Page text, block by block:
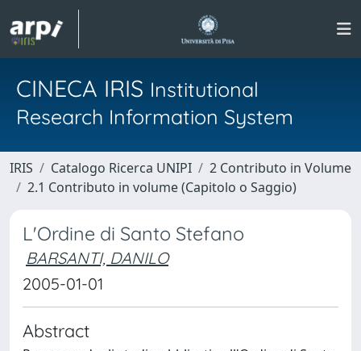
CINECA IRIS Institutional
Research Information System
IRIS Catalogo Ricerca UNIPI
2 Contributo in Volume
2.1 Contributo in volume (Capitolo o Saggio)
L'Ordine di Santo Stefano
BARSANTI, DANILO
2005-01-01
Abstract